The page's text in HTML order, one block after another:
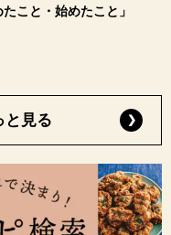
こと・始めたこと」
と見る